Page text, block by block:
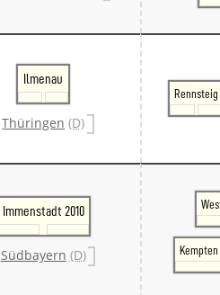
Ilmenau
Thüringen (D)
Rennsteig
Immenstadt 2010
Südbayern (D) Kempten